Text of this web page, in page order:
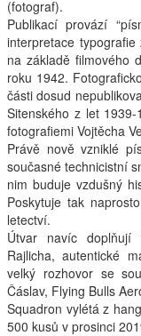
Kontakt
Interpreti
(fotograf).
Publikací provází
interpretace
na základě filmového
roku 1942.
části dosud
Sitenského z let
fotografiemi Vojtěcha
Právě nově vzniklé
současné technicistní
nim buduje vzdušný
Poskytuje tak
letectví.
Útvar navíc doplňují
Rajlicha, autentické
velký rozhovor se
Čáslav, Flying Bulls
Squadron vylétá z
500 kusů v prosinci